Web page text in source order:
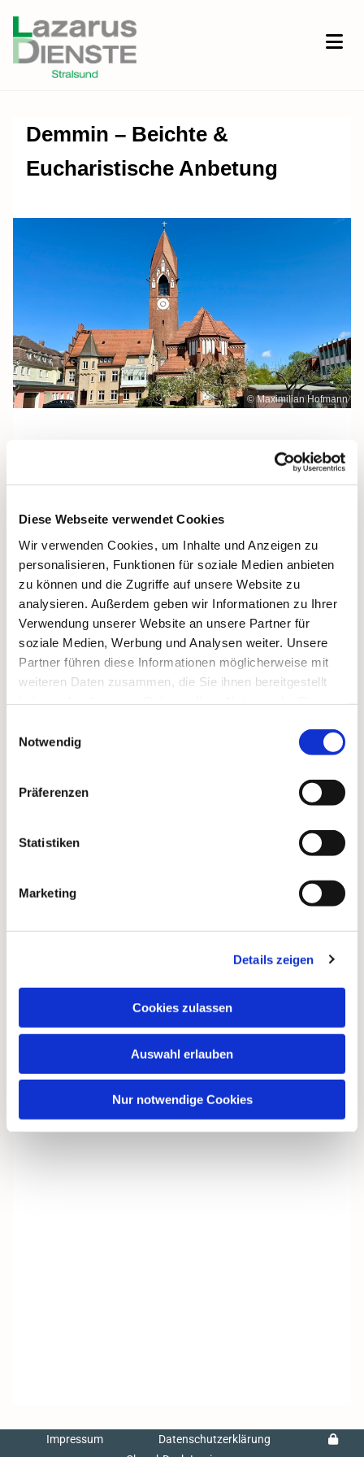
Diese Webseite verwendet Cookies
Wir verwenden Cookies, um Inhalte und Anzeigen zu
personalisieren, Funktionen für soziale Medien anbieten
zu können und die Zugriffe auf unsere Website zu
analysieren. Außerdem geben wir Informationen zu Ihrer
Verwendung unserer Website an unsere Partner für
soziale Medien, Werbung und Analysen weiter. Unsere
Partner führen diese Informationen möglicherweise mit
weiteren Daten zusammen, die Sie ihnen bereitgestellt
Notwendig
Präferenzen
Statistiken
Marketing
Details zeigen
Cookies zulassen
Auswahl erlauben
Nur notwendige Cookies
Demmin – Beichte &
Eucharistische Anbetung
© Maximilian Hofmann
Freitag, 16. Juli 2027, 09:30 Uhr
Maria Rosenkranzkönigin, Demmin,
Reiferstraße 2A, 17109 Demmin
Dies könnte Sie auch
interessieren
Impressum
Datenschutzerklärung